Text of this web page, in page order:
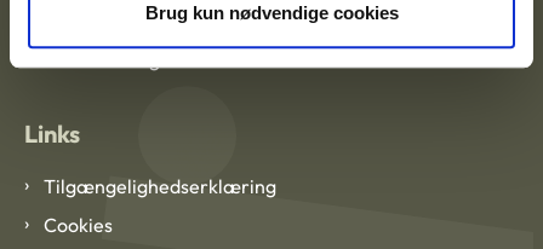
Brug kun nødvendige cookies
Om Ankestyrelsen
Links
Tilgængelighedserklæring
Cookies